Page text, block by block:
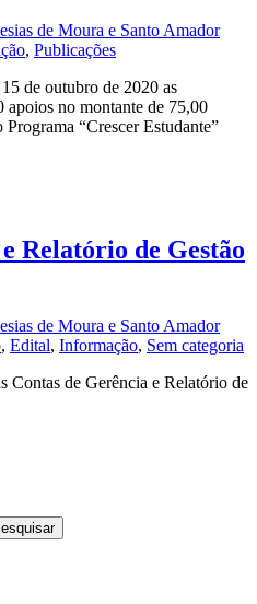
de Moura e Santo Amador
, Publicações
de outubro de 2020 as
apoios no montante de 75,00
“Crescer Estudante”
Relatório de Gestão
de Moura e Santo Amador
, Edital, Informação, Sem categoria
Contas de Gerência e Relatório de